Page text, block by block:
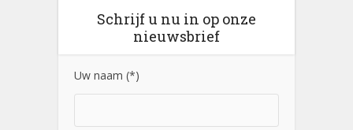
Schrijf u nu in op onze
nieuwsbrief
Uw naam (*)